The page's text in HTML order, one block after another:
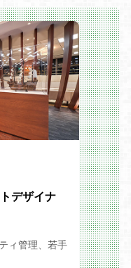
大きくなって
大きな役割や
するチャンス
ジャーや事業
ら切り拓いて
ひ資料をご覧
ひご覧くださ
活躍している
き方が可能で
イム10:00～
宅勤務）可能
実績あり
戦
業とともに、
る経験ができ
、顧客接点を
、社内外のキ
ティブ部門や
らプロダクト
る役割が求め
PMや事業開
し、企画立案
へのフィード
、次世代の事
く役割をお任
先端技術を駆
ジェクト完遂
新規開拓およ
実現可能性を
点で企画を立
テクニカルア
計や概算費用
成を牽引。
ーを、ディレ
デザイナ
ィ管理、若手